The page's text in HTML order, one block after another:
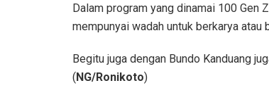
Dalam program yang dinamai 100 Gen
mempunyai wadah untuk berkarya atau
Begitu juga dengan Bundo Kanduang
(NG/Ronikoto)